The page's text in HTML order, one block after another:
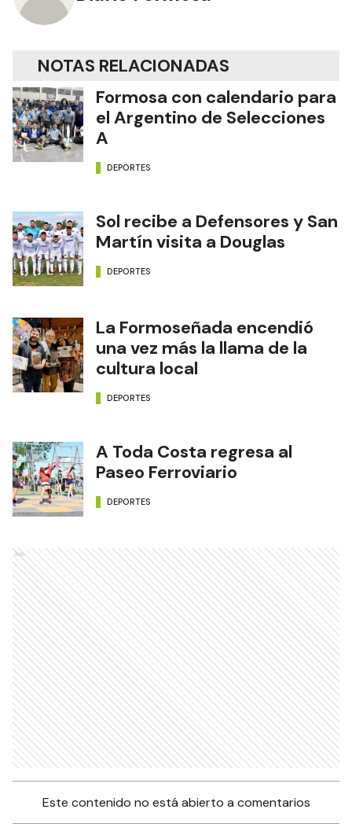
NOTAS RELACIONADAS
Formosa con calendario para
el Argentino de Selecciones
A
DEPORTES
Sol recibe a Defensores y San
Martín visita a Douglas
DEPORTES
La Formoseñada encendió
una vez más la llama de la
cultura local
DEPORTES
A Toda Costa regresa al
Paseo Ferroviario
DEPORTES
Ads
Este contenido no está abierto a comentarios